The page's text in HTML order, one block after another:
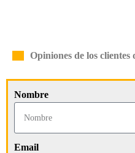
Opiniones de los
Nombre
Email